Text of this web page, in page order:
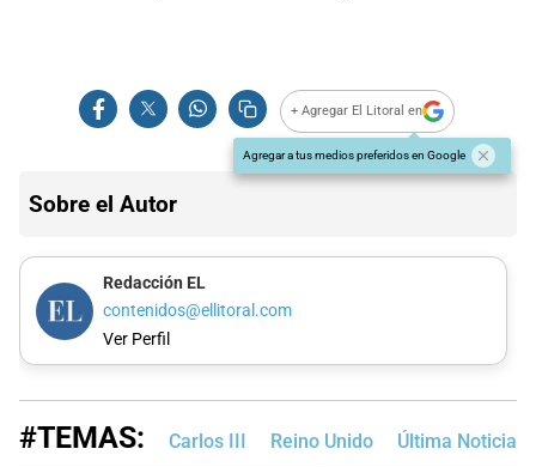
+ Agregar El Litoral en
Agregar a tus medios preferidos en Google
Sobre el Autor
Redacción EL
contenidos@ellitoral.com
Ver Perfil
#TEMAS: Carlos III Reino Unido Última Noticia